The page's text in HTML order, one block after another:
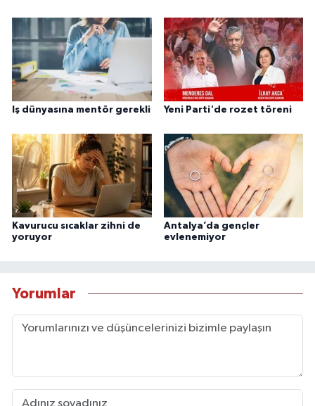
Iş dünyasına mentör gerekli Yeni Parti'de rozet töreni
Kavurucu sıcaklar zihni de
yoruyor
Antalya’da gençler
evlenemiyor
Yorumlar